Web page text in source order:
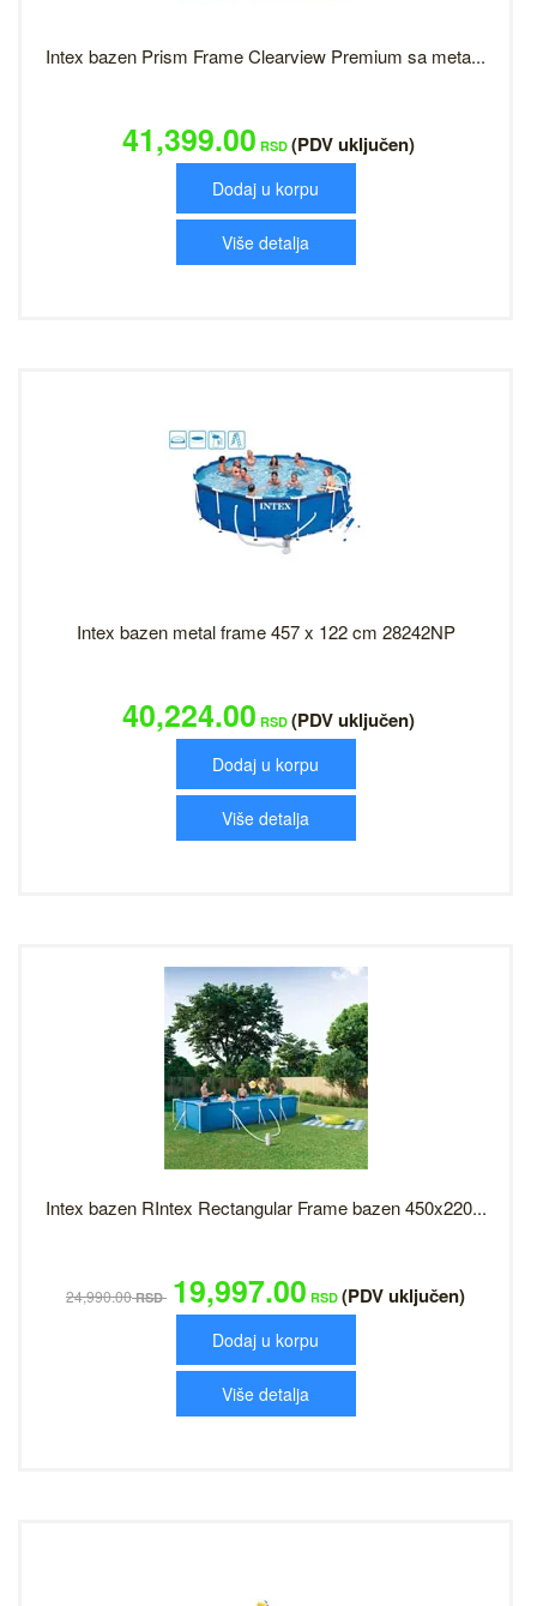
Intex bazen Prism Frame Clearview Premium sa meta...
41,399.00 RSD (PDV uključen)
Dodaj u korpu
Više detalja
Intex bazen metal frame 457 x 122 cm 28242NP
40,224.00 RSD (PDV uključen)
Dodaj u korpu
Više detalja
Intex bazen RIntex Rectangular Frame bazen 450x220...
24,990.00RSD 19,997.00 RSD (PDV uključen)
Dodaj u korpu
Više detalja